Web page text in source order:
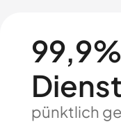
pünktlich